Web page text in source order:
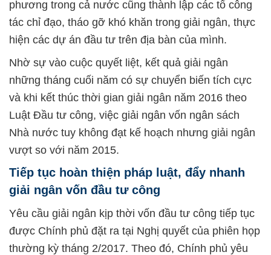
phương trong cả nước cũng thành lập các tổ công
tác chỉ đạo, tháo gỡ khó khăn trong giải ngân, thực
hiện các dự án đầu tư trên địa bàn của mình.
Nhờ sự vào cuộc quyết liệt, kết quả giải ngân
những tháng cuối năm có sự chuyển biến tích cực
và khi kết thúc thời gian giải ngân năm 2016 theo
Luật Đầu tư công, việc giải ngân vốn ngân sách
Nhà nước tuy không đạt kế hoạch nhưng giải ngân
vượt so với năm 2015.
Tiếp tục hoàn thiện pháp luật, đẩy nhanh
giải ngân vốn đầu tư công
Yêu cầu giải ngân kịp thời vốn đầu tư công tiếp tục
được Chính phủ đặt ra tại Nghị quyết của phiên họp
thường kỳ tháng 2/2017. Theo đó, Chính phủ yêu